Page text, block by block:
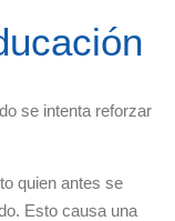
se intenta reforzar
quien antes se
Esto causa una